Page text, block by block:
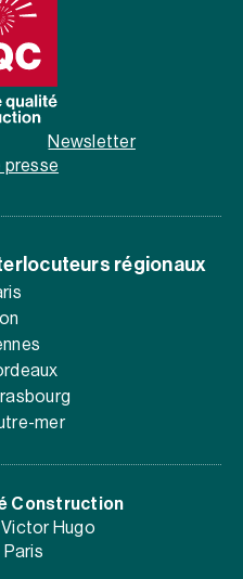
Newsletter
presse
régionaux
mer
Construction
Victor Hugo
Paris